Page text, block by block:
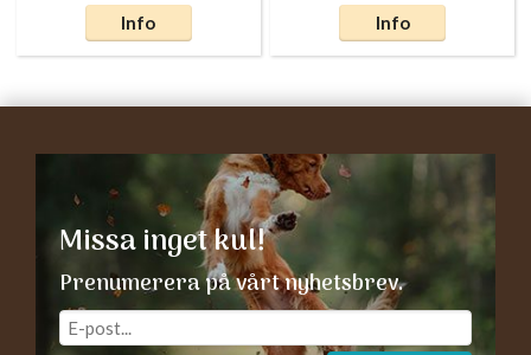
Info Info
Missa inget kul!
Prenumerera på vårt nyhetsbrev.